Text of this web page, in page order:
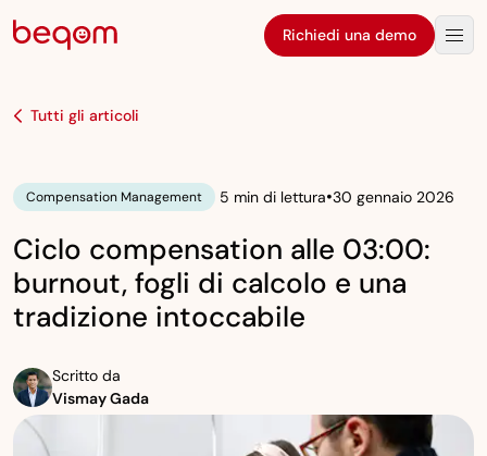
Richiedi una demo
Tutti gli articoli
Compensation Management 5 min di lettura•30 gennaio 2026
Ciclo compensation alle 03:00:
burnout, fogli di calcolo e una
tradizione intoccabile
Scritto da
Vismay Gada